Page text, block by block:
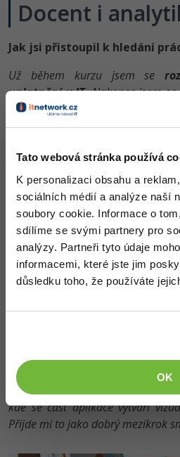
Tato webová stránka používá
K personalizaci obsahu a
sociálních médií a analýze naší
soubory cookie. Informace o
sdílíme se svými partnery pro
analýzy. Partneři tyto údaje
informacemi, které jste jim
důsledku toho, že používáte
OK
Docent i
Jak jsi přistoupil k hledání
Už během kurzu jsem se
uplatnění v IT. Nakonec jsem
zemědělské univerzity, který
Zeptal jsem se ho, jestli by
oddělení univerzity. Můžu
činnosti a zároveň sbírat
Na jaké místo jsi v IT
Momentálně pracuji jakoanalytik
vývoje, jen zatím nepíšu
připravuji zadávací dokumentaci,
Postupně bych se měl
Konkrétně bych měl začít pracovat s
kde se část aplikace vytváří
Přijde mi to jako dobrý mezikrok